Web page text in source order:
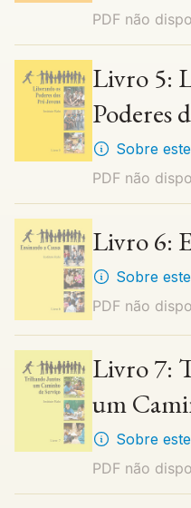
PDF não
Livro 5:
Poderes
Sobre
PDF não
Livro 6:
Sobre
PDF não
Livro 7:
um
Sobre
PDF não